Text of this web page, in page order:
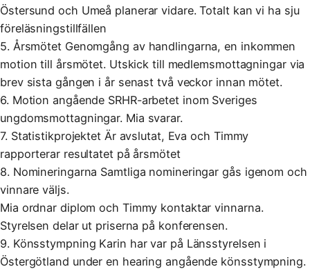
Östersund och Umeå planerar vidare. Totalt kan vi ha sju
föreläsningstillfällen
5. Årsmötet Genomgång av handlingarna, en inkommen
motion till årsmötet. Utskick till medlemsmottagningar via
brev sista gången i år senast två veckor innan mötet.
6. Motion angående SRHR-arbetet inom Sveriges
ungdomsmottagningar. Mia svarar.
7. Statistikprojektet Är avslutat, Eva och Timmy
rapporterar resultatet på årsmötet
8. Nomineringarna Samtliga nomineringar gås igenom och
vinnare väljs.
Mia ordnar diplom och Timmy kontaktar vinnarna.
Styrelsen delar ut priserna på konferensen.
9. Könsstympning Karin har var på Länsstyrelsen i
Östergötland under en hearing angående könsstympning.